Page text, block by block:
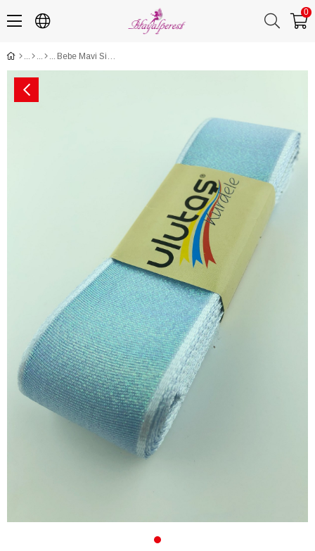
0
Bebe Mavi Simli Kurdele 3,5 cm